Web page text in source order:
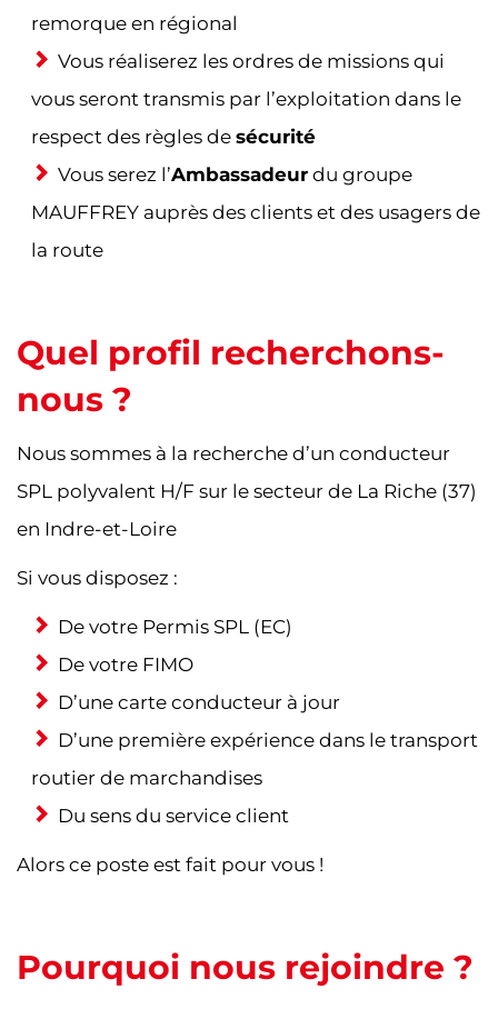
remorque en régional
Vous réaliserez les ordres de missions qui
vous seront transmis par l’exploitation dans le
respect des règles de sécurité
Vous serez l’Ambassadeur du groupe
MAUFFREY auprès des clients et des usagers de
la route
Quel profil recherchons-
nous ?
Nous sommes à la recherche d’un conducteur
SPL polyvalent H/F sur le secteur de La Riche (37)
en Indre-et-Loire
Si vous disposez :
De votre Permis SPL (EC)
De votre FIMO
D’une carte conducteur à jour
D’une première expérience dans le transport
routier de marchandises
Du sens du service client
Alors ce poste est fait pour vous !
Pourquoi nous rejoindre ?